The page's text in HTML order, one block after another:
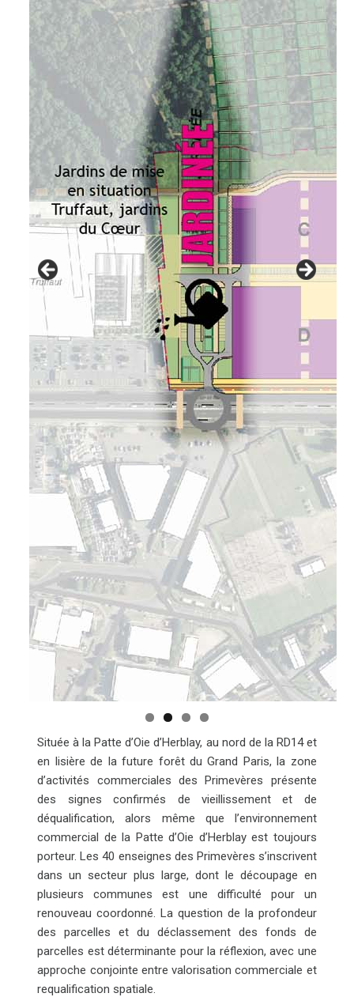
Située à la Patte d’Oie d’Herblay, au nord de la RD14 et
en lisière de la future forêt du Grand Paris, la zone
d’activités commerciales des Primevères présente
des signes confirmés de vieillissement et de
déqualification, alors même que l’environnement
commercial de la Patte d’Oie d’Herblay est toujours
porteur. Les 40 enseignes des Primevères s’inscrivent
dans un secteur plus large, dont le découpage en
plusieurs communes est une difficulté pour un
renouveau coordonné. La question de la profondeur
des parcelles et du déclassement des fonds de
parcelles est déterminante pour la réflexion, avec une
approche conjointe entre valorisation commerciale et
requalification spatiale.